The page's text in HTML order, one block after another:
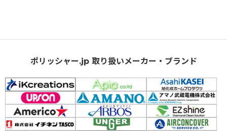
ポリッシャー.jp 取り扱いメーカー・ブランド